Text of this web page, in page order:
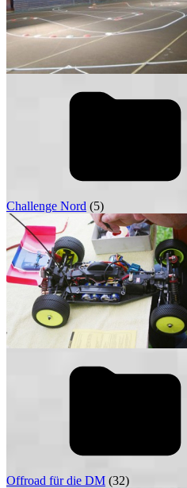
Challenge Nord (5)
Offroad für die DM (32)